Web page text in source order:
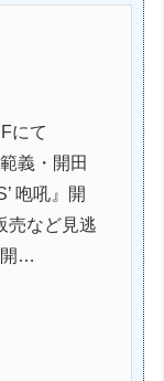
にて
義・開田
咆吼』開
売など見逃
開…